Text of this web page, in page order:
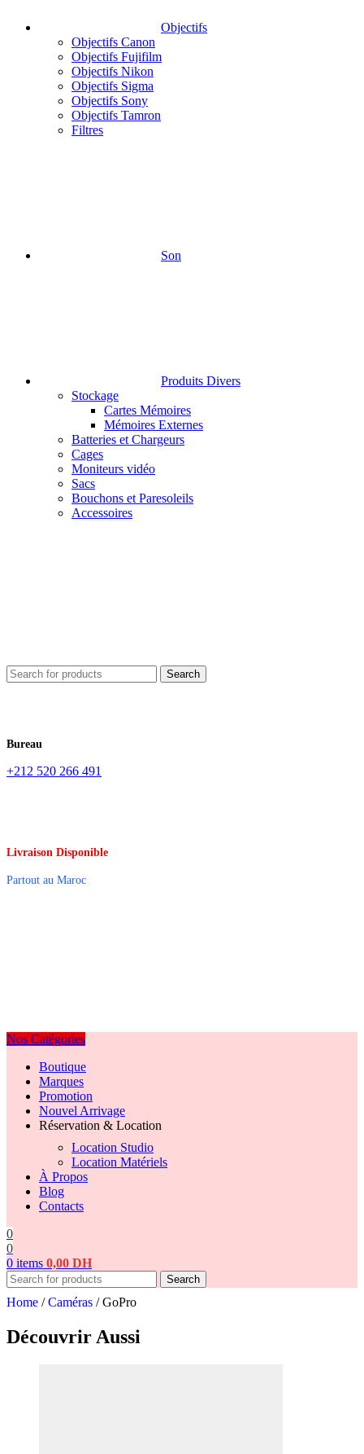
Objectifs
Objectifs Canon
Objectifs Fujifilm
Objectifs Nikon
Objectifs Sigma
Objectifs Sony
Objectifs Tamron
Filtres
Son
Produits Divers
Stockage
Cartes Mémoires
Mémoires Externes
Batteries et Chargeurs
Cages
Moniteurs vidéo
Sacs
Bouchons et Paresoleils
Accessoires
Search
Bureau
+212 520 266 491
Livraison Disponible
Partout au Maroc
Nos Catégories
Boutique
Marques
Promotion
Nouvel Arrivage
Réservation & Location
Location Studio
Location Matériels
À Propos
Blog
Contacts
0
0
0 items 0,00 DH
Search
Home / Caméras / GoPro
Découvrir Aussi